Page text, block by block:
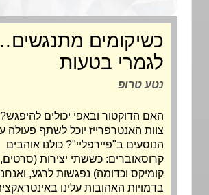
כשיקומים מתנגשים…
לגמרי בטעות
נטע טרופ
האם הדוקטור ובאפי יכולים להיפגש? האם
צוות האנטרפרייז יוכל לשתף פעולה עם
הנוסעים ב"פיירפליי"? כולנו אוהבים
קרוסאוברים: כששתי יצירות (סרטים, סדרות,
קומיקס וכדומה) נפגשות לרגע, ואנחנו צופים
בדמויות האהובות עלינו באינטראקציה שלא